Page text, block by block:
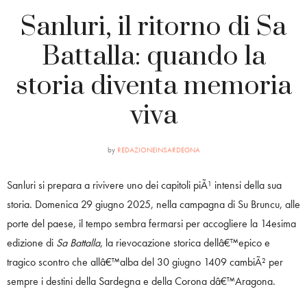
Sanluri, il ritorno di Sa
Battalla: quando la
storia diventa memoria
viva
by REDAZIONEINSARDEGNA
Sanluri si prepara a rivivere uno dei capitoli piÃ¹ intensi della sua
storia. Domenica 29 giugno 2025, nella campagna di Su Bruncu, alle
porte del paese, il tempo sembra fermarsi per accogliere la 14esima
edizione di Sa Battalla, la rievocazione storica dellâ€™epico e
tragico scontro che allâ€™alba del 30 giugno 1409 cambiÃ² per
sempre i destini della Sardegna e della Corona dâ€™Aragona.